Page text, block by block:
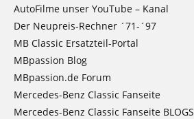
AutoFilme unser YouTube – Kanal
Der Neupreis-Rechner ´71-´97
MB Classic Ersatzteil-Portal
MBpassion Blog
MBpassion.de Forum
Mercedes-Benz Classic Fanseite
Mercedes-Benz Classic Fanseite BLOGS